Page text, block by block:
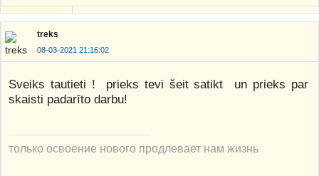
treks
08-03-2021 21:16:02
Sveiks tautieti ! prieks tevi šeit satikt un prieks par
skaisti padarīto darbu!
только освоение нового продлевает нам жизнь